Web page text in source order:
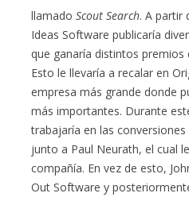
llamadoScout Search. A partir
Ideas Software publicaría
que ganaría distintos premios
Esto le llevaría a recalar en
empresa más grande donde
más importantes. Durante
trabajaría en las
junto a Paul Neurath, el cual
compañía. En vez de esto,
Out Software y